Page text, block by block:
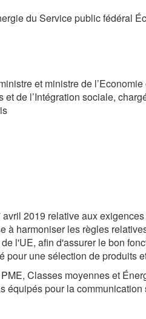
du Service public fédéral
et ministre de
de l’Intégration sociale,
2019 relative aux
à harmoniser les règles
l'UE, afin d'assurer le bon
une sélection de produits
Classes moyennes et
équipés pour la communication